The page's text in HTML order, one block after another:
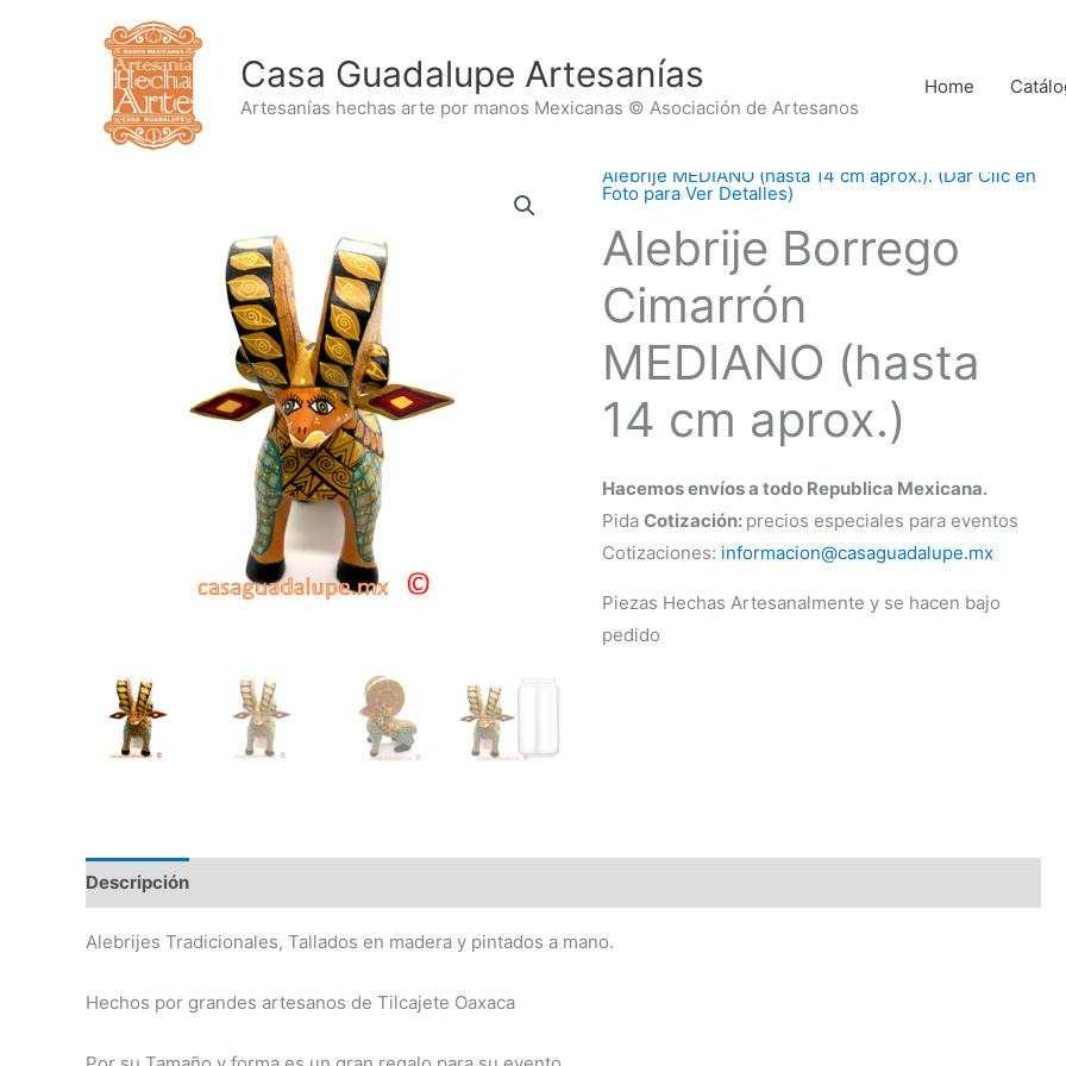
Casa Guadalupe Artesanías
Artesanías hechas arte por manos Mexicanas © Asociación de Artesanos
Home
Alebrije MEDIANO (hasta 14 cm aprox.). (Dar Clic en
Foto para Ver Detalles)
Alebrije Borrego
Cimarrón
MEDIANO (hasta
14 cm aprox.)
Hacemos envíos a todo Republica Mexicana.
Pida Cotización: precios especiales para eventos
Cotizaciones: informacion@casaguadalupe.mx
Piezas Hechas Artesanalmente y se hacen bajo
pedido
Descripción
Alebrijes Tradicionales, Tallados en madera y pintados a mano.
Hechos por grandes artesanos de Tilcajete Oaxaca